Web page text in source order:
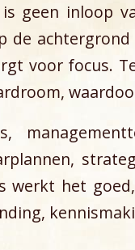
geen inloop
de
voor focus.
werkt het